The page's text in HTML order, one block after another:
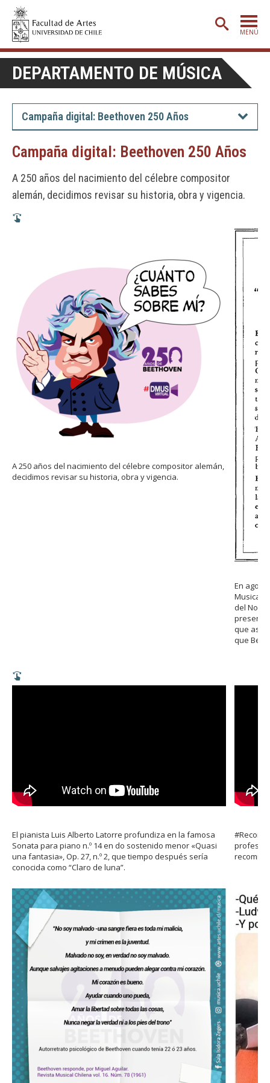
MENÚ
PORTADA
ADMISIÓN
ETAPA BÁSICA
CARRERAS
POSTGRADO
EXTENSIÓN
FACULTAD
Estudiantes
Académicas/os
Funcionarias/os
Egresadas/os
DEPARTAMENTO DE MÚSICA
Campaña digital: Beethoven 250 Años
Campaña digital: Beethoven 250 Años
A 250 años del nacimiento del célebre compositor
alemán, decidimos revisar su historia, obra y vigencia.
A 250 años del nacimiento del célebre compositor alemán,
decidimos revisar su historia, obra y vigencia.
En
Musical
del
que
que
El pianista Luis Alberto Latorre profundiza en la famosa
Sonata para piano n.º 14 en do sostenido menor «Quasi
una fantasia», Op. 27, n.º 2, que tiempo después sería
conocida como “Claro de luna”.